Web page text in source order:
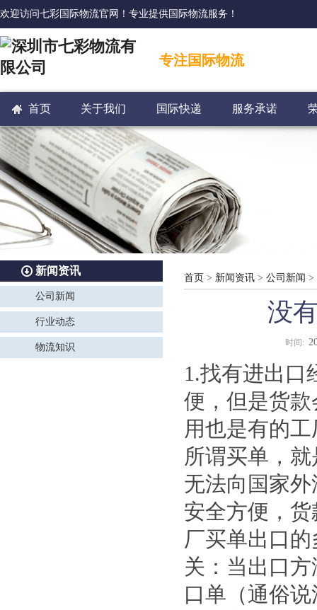
欢迎访问七彩国际物流官网！专业提供国际物流服务！
专注国际物流
首页 关于我们 国际快递 服务承诺
新闻资讯
公司新闻
行业动态
物流知识
首页 > 新闻资讯 > 公司新闻 >
没
时间:
1.找有进出口
便，但是货
用也是有的
所谓买单，
无法向国家
安全方便，
厂买单出口
关：当出口
口单（通俗